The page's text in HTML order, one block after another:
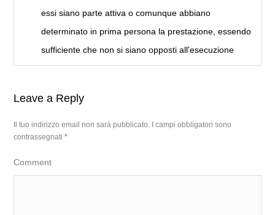
essi siano parte attiva o comunque abbiano
determinato in prima persona la prestazione, essendo
sufficiente che non si siano opposti all'esecuzione
Leave a Reply
Il tuo indirizzo email non sarà pubblicato.
I campi obbligatori sono
contrassegnati*
Comment